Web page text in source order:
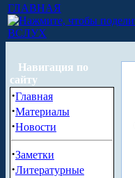
ГЛАВНАЯ
ВСЛУХ
Навигация по
сайту
·Главная
·Материалы
·Новости
·Заметки
·Литературные